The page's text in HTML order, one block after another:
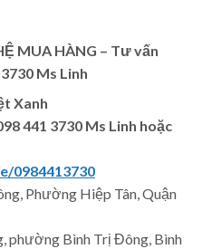
MUA HÀNG – Tư vấn
Ms Linh
Xanh
441 3730 Ms Linh hoặc
0984413730
Phường Hiệp Tân, Quận
phường Bình Trị Đông, Bình